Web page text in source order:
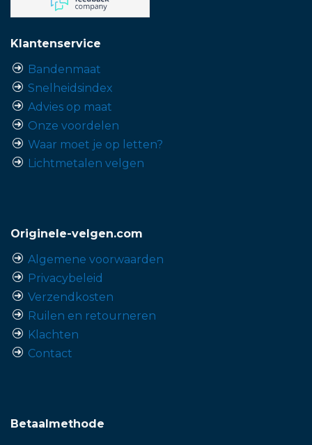
Klantenservice
Bandenmaat
Snelheidsindex
Advies op maat
Onze voordelen
Waar moet je op letten?
Lichtmetalen velgen
Originele-velgen.com
Algemene voorwaarden
Privacybeleid
Verzendkosten
Ruilen en retourneren
Klachten
Contact
Betaalmethode